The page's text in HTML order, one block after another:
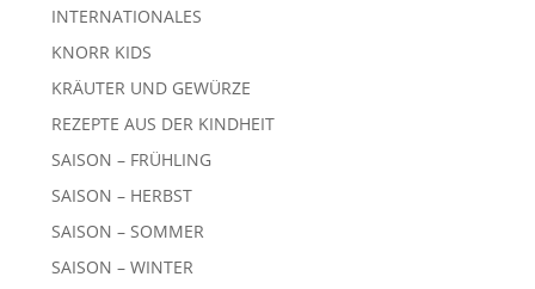
INTERNATIONALES
KNORR KIDS
KRÄUTER UND GEWÜRZE
REZEPTE AUS DER KINDHEIT
SAISON – FRÜHLING
SAISON – HERBST
SAISON – SOMMER
SAISON – WINTER